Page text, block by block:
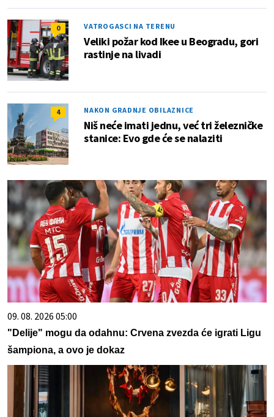
0 VATROGASCI NA TERENU
Veliki požar kod Ikee u Beogradu, gori
rastinje na livadi
4 NAKON GRADNJE OBILAZNICE
Niš neće imati jednu, već tri železničke
stanice: Evo gde će se nalaziti
09. 08. 2026 05:00
"Delije" mogu da odahnu: Crvena zvezda će igrati Ligu
šampiona, a ovo je dokaz